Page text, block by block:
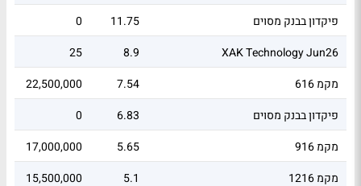
פיקדון בבנק מסוים
11.75
0
XAK Technology Jun26
8.9
25
מקמ 616
7.54
22,500,000
פיקדון בבנק מסוים
6.83
0
מקמ 916
5.65
17,000,000
מקמ 1216
5.1
15,500,000